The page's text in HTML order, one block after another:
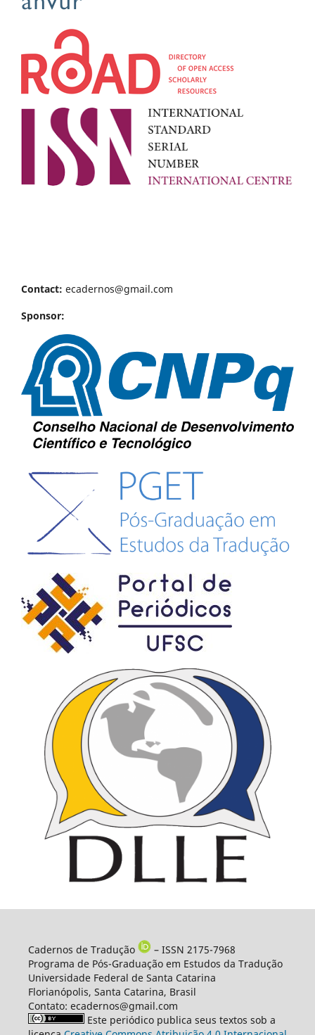
Contact: ecadernos@gmail.com
Sponsor:
Cadernos de Tradução
– ISSN 2175-7968
Programa de Pós-Graduação em Estudos da Tradução
Universidade Federal de Santa Catarina
Florianópolis, Santa Catarina, Brasil
Contato: ecadernos@gmail.com
Este periódico publica seus textos sob a